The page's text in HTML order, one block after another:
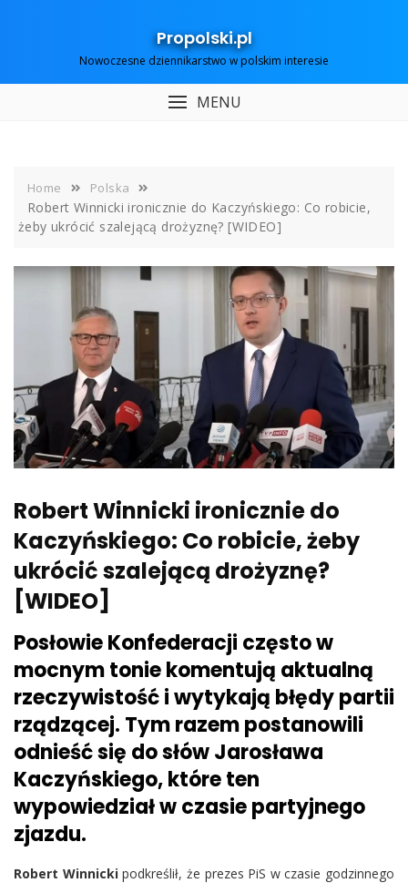
Propolski.pl
Nowoczesne dziennikarstwo w polskim interesie
MENU
Home Polska
Robert Winnicki ironicznie do Kaczyńskiego: Co robicie,
żeby ukrócić szalejącą drożyznę? [WIDEO]
Robert Winnicki ironicznie do
Kaczyńskiego: Co robicie, żeby
ukrócić szalejącą drożyznę?
[WIDEO]
Posłowie Konfederacji często w
mocnym tonie komentują aktualną
rzeczywistość i wytykają błędy partii
rządzącej. Tym razem postanowili
odnieść się do słów Jarosława
Kaczyńskiego, które ten
wypowiedział w czasie partyjnego
zjazdu.
Robert Winnickipodkreślił, że prezes PiS w czasie godzinnego